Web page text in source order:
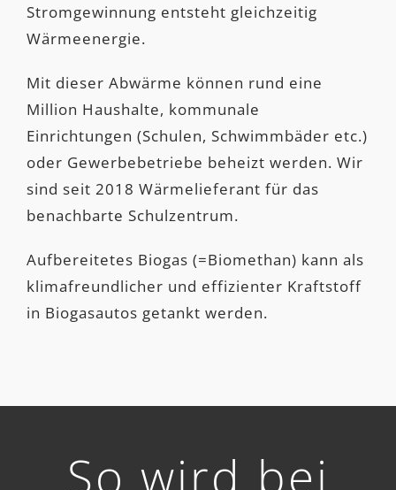
Stromgewinnung entsteht gleichzeitig
Wärmeenergie.
Mit dieser Abwärme können rund eine
Million Haushalte, kommunale
Einrichtungen (Schulen, Schwimmbäder etc.)
oder Gewerbebetriebe beheizt werden. Wir
sind seit 2018 Wärmelieferant für das
benachbarte Schulzentrum.
Aufbereitetes Biogas (=Biomethan) kann als
klimafreundlicher und effizienter Kraftstoff
in Biogasautos getankt werden.
So wird bei